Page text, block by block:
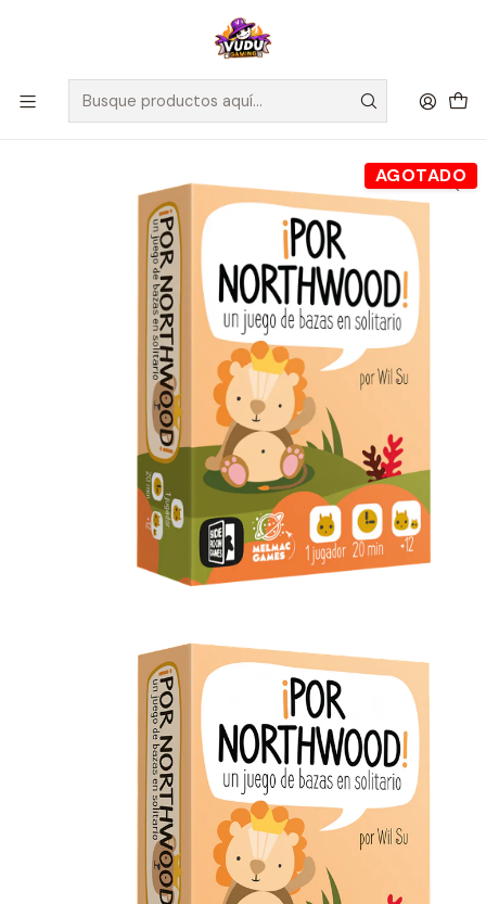
🚀 ¡Despachamos a todo Chile! Envío GRATIS a Regiones sobre
$100.000 y a RM sobre $35.000
Inicio Juegos de Mesa Competitivos
¡Por Northwood! - Español
AGOTADO